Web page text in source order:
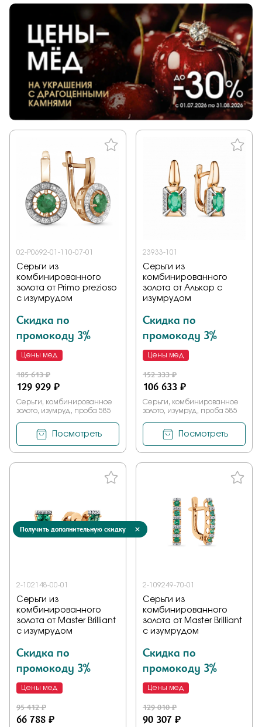
02-P0692-01-110-07-01
Серьги из
комбинированного
золота от Primo prezioso
с изумрудом
Скидка по
промокоду 3%
Цены мед
185 613 ₽
129 929 ₽
Серьги, комбинированное
золото, изумруд, проба 585
Посмотреть
23933-101
Серьги из
комбинированного
золота от Алькор с
изумрудом
Скидка по
промокоду 3%
Цены мед
152 333 ₽
106 633 ₽
Серьги, комбинированное
золото, изумруд, проба 585
Посмотреть
2-102148-00-01
Серьги из
комбинированного
золота от Master Brilliant
с изумрудом
Скидка по
промокоду 3%
Цены мед
95 412 ₽
66 788 ₽
2-109249-70-01
Серьги из
комбинированного
золота от Master Brilliant
с изумрудом
Скидка по
промокоду 3%
Цены мед
129 010 ₽
90 307 ₽
Получить дополнительную скидку